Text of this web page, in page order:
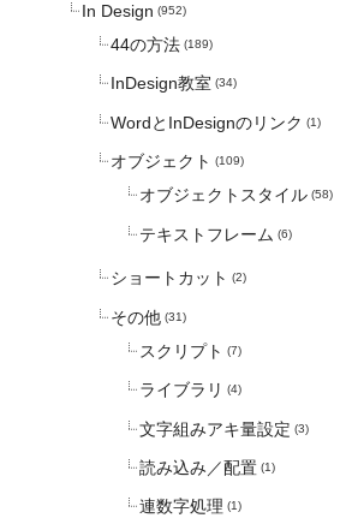
In Design (952)
44の方法 (189)
InDesign教室 (34)
WordとInDesignのリンク (1)
オブジェクト (109)
オブジェクトスタイル (58)
テキストフレーム (6)
ショートカット (2)
その他 (31)
スクリプト (7)
ライブラリ (4)
文字組みアキ量設定 (3)
読み込み／配置 (1)
連数字処理 (1)